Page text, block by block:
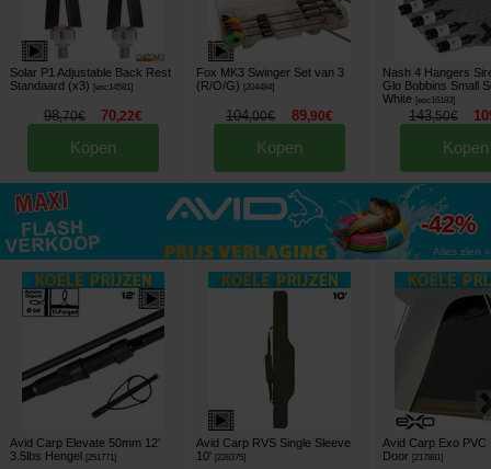
Solar P1 Adjustable Back Rest
Standaard (x3)
[esc14581]
98,70€ 70,22€
Kopen
Fox MK3 Swinger Set van 3
(R/O/G)
[204484]
104,00€ 89,90€
Kopen
Nash 4 Hangers
Glo Bobbins Small
White [esc16183]
143,50€
Kopen
tot
-42%
Alles zien »
Avid Carp Elevate 50mm 12'
3.5lbs Hengel [251771]
Avid Carp RVS Single Sleeve
10' [226375]
Avid Carp Exo PVC
Door [217881]